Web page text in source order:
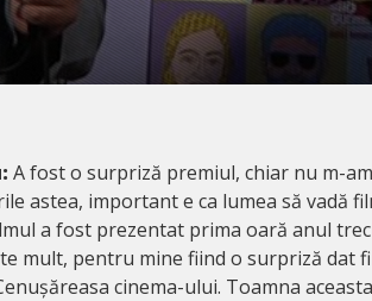
A fost o surpriză premiul, chiar nu m-
astea, important e ca lumea să vadă
a fost prezentat prima oară anul
mult, pentru mine fiind o surpriză dat
cinema-ului. Toamna